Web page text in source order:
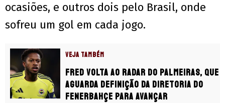
ocasiões, e outros dois pelo Brasil, onde
sofreu um gol em cada jogo.
VEJA TAMBÉM
Fred volta ao radar do Palmeiras, que
aguarda definição da diretoria do
Fenerbahçe para avançar